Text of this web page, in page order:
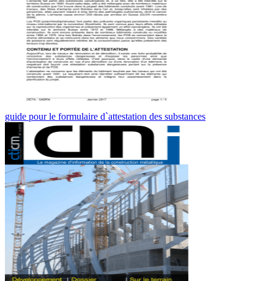
guide pour le formulaire d`attestation des substances